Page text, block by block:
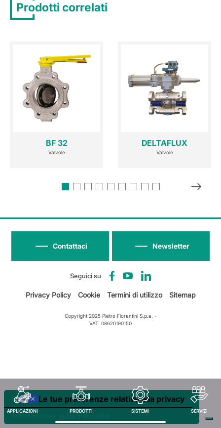
APPLICAZIONI PRODOTTI SISTEMI SERVIZI
Prodotti correlati
BF 32
Valvole
DELTAFLUX
Valvole
Seguici su
Newsletter
Contattaci
Privacy Policy Cookie Termini di utilizzo Sitemap
Copyright 2025 Pietro Fiorentini S.p.a. -
VAT. 08620190150
Informativa sulla raccolta
Le tue preferenze relative alla privacy